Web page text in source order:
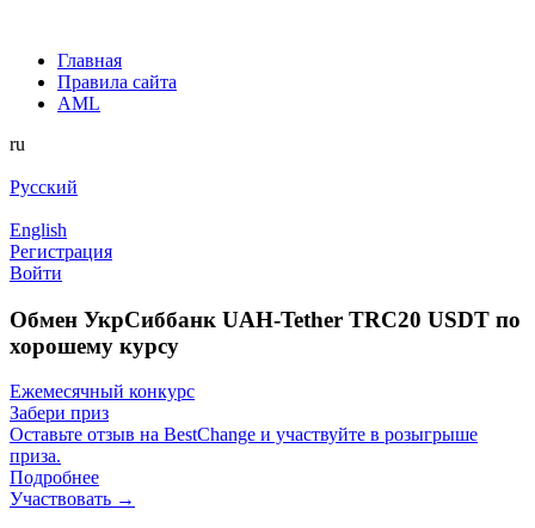
Главная
Правила сайта
AML
ru
Русский
English
Регистрация
Войти
Обмен УкрСиббанк UAH-Tether TRC20 USDT по
хорошему курсу
Ежемесячный конкурс
Забери приз
Оставьте отзыв на BestChange и участвуйте в розыгрыше
приза.
Подробнее
Участвовать →